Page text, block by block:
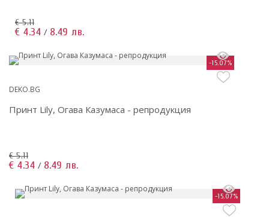
€ 5.11
€ 4.34 / 8.49 лв.
-15.07%
DEKO.BG
Принт Lily, Огава Казумаса - репродукция
€ 5.11
€ 4.34 / 8.49 лв.
-15.07%